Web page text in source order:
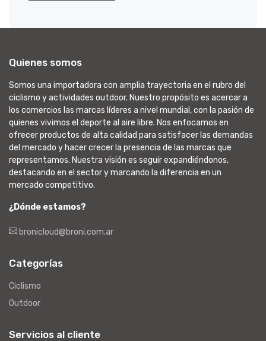
Quienes somos
Somos una importadora con amplia trayectoria en el rubro del
ciclismo y actividades outdoor. Nuestro propósito es acercar a
los comercios las marcas líderes a nivel mundial, con la pasión de
quienes vivimos el deporte al aire libre. Nos enfocamos en
ofrecer productos de alta calidad para satisfacer las demandas
del mercado y hacer crecer la presencia de las marcas que
representamos. Nuestra visión es seguir expandiéndonos,
destacando en el sector y marcando la diferencia en un
mercado competitivo.
¿Dónde estamos?
bronicloud@broni.com.ar
Categorías
Ciclismo
Outdoor
Servicios al cliente